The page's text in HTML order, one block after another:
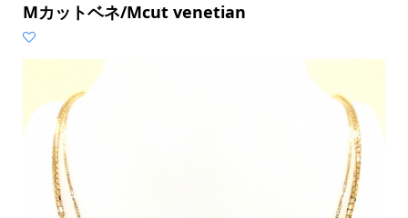
Mカットベネ/Mcut venetian